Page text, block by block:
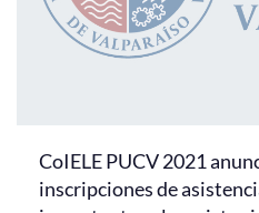
CoIELE PUCV 2021
inscripciones de